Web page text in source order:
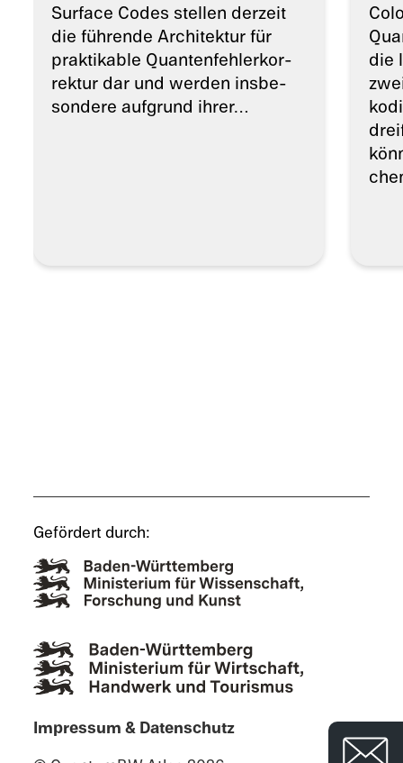
Surface Codes stellen derzeit
die führende Archi­tek­tur für
prakti­ka­ble Quanten­feh­ler­kor­
rek­tur dar und werden insbe­
son­dere aufgrund ihrer…
die
Impres­sum & Datenschutz
Gefördert durch: